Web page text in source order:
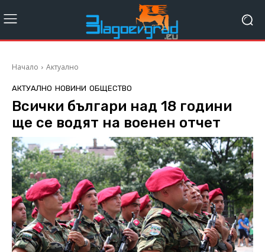
Начало Актуално
АКТУАЛНО НОВИНИ ОБЩЕСТВО
Всички българи над 18 години
ще се водят на военен отчет